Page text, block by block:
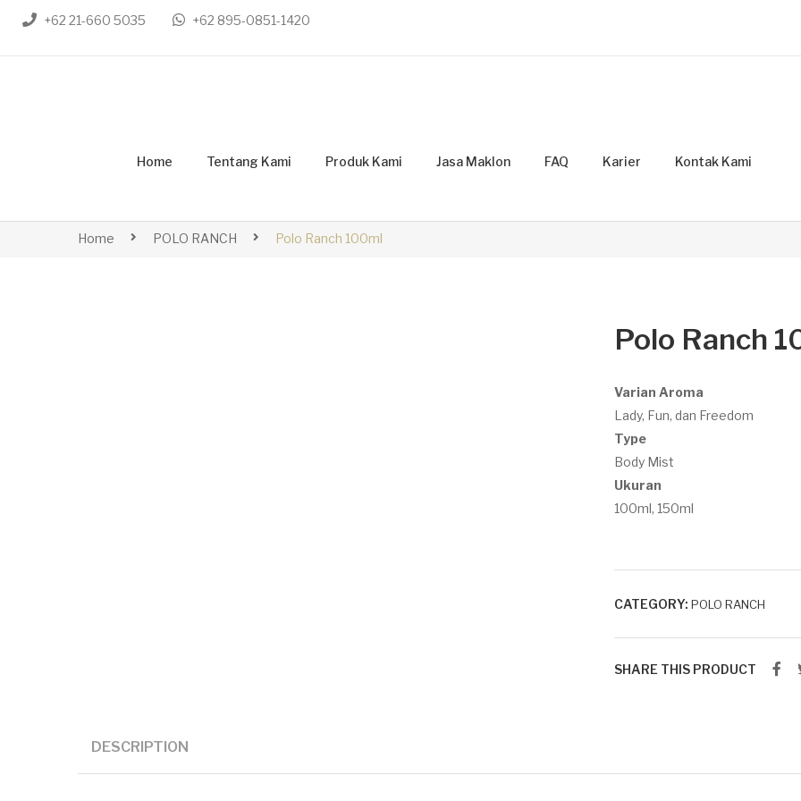
+62 21-660 5035 +62 895-0851-1420
Home Tentang Kami Produk Kami Jasa Maklon FAQ Karier Kontak Kami
Home POLO RANCH Polo Ranch 100ml
Polo Ranch
Varian Aroma
Lady, Fun, dan Freedom
Type
Body Mist
Ukuran
100ml, 150ml
CATEGORY: POLO RANCH
SHARE THIS PRODUCT
DESCRIPTION